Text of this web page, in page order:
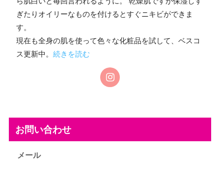
ぎたりオイリーなものを付けるとすぐニキビができま
す。
現在も全身の肌を使って色々な化粧品を試して、ベスコ
ス更新中。 続きを読む
お問い合わせ
メール